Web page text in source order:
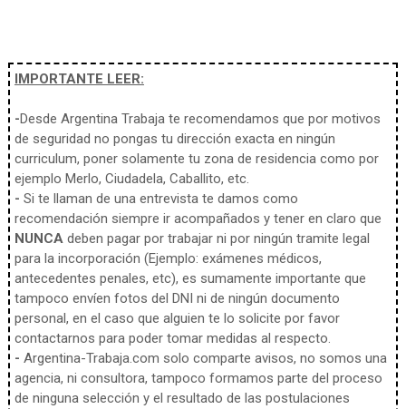
IMPORTANTE LEER:
-Desde Argentina Trabaja te recomendamos que por motivos
de seguridad no pongas tu dirección exacta en ningún
curriculum, poner solamente tu zona de residencia como por
ejemplo Merlo, Ciudadela, Caballito, etc.
- Si te llaman de una entrevista te damos como
recomendación siempre ir acompañados y tener en claro que
NUNCAdeben pagar por trabajar ni por ningún tramite legal
para la incorporación (Ejemplo: exámenes médicos,
antecedentes penales, etc), es sumamente importante que
tampoco envíen fotos del DNI ni de ningún documento
personal, en el caso que alguien te lo solicite por favor
contactarnos para poder tomar medidas al respecto.
- Argentina-Trabaja.com solo comparte avisos, no somos una
agencia, ni consultora, tampoco formamos parte del proceso
de ninguna selección y el resultado de las postulaciones